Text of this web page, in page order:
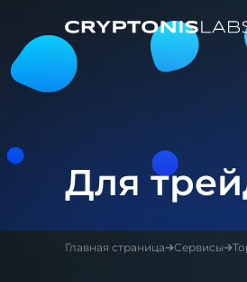
Play Video
Для
Главная страница Сервисы